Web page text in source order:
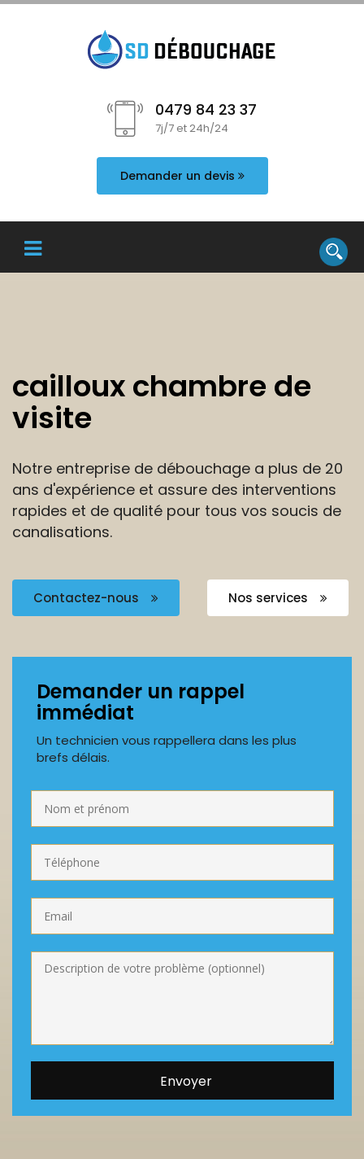
0479 84 23 37
7j/7 et 24h/24
Demander un devis
cailloux chambre de
visite
Notre entreprise de débouchage a plus de 20
ans d'expérience et assure des interventions
rapides et de qualité pour tous vos soucis de
canalisations.
Contactez-nous Nos services
Demander un rappel
immédiat
Un technicien vous rappellera dans les plus
brefs délais.